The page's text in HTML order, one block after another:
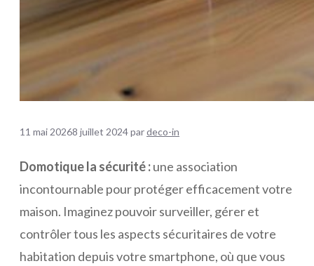
11 mai 20268 juillet 2024pardeco-in
Domotique la sécurité :une association
incontournable pour protéger efficacement votre
maison. Imaginez pouvoir surveiller, gérer et
contrôler tous les aspects sécuritaires de votre
habitation depuis votre smartphone, où que vous